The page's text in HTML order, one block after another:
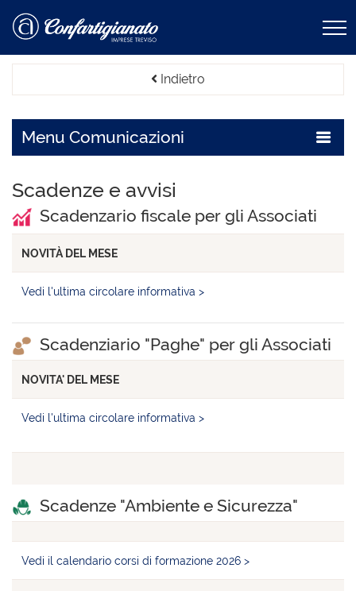
Indietro
Menu Comunicazioni
Scadenze e avvisi
Scadenzario fiscale per gli Associati
NOVITÀ DEL MESE
Vedi l'ultima circolare informativa >
Scadenziario "Paghe" per gli Associati
NOVITA' DEL MESE
Vedi l'ultima circolare informativa >
Scadenze "Ambiente e Sicurezza"
Vedi il calendario corsi di formazione 2026 >